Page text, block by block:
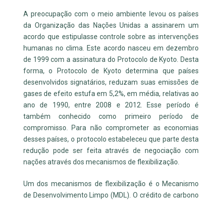
A preocupação com o meio ambiente levou os países
da Organização das Nações Unidas a assinarem um
acordo que estipulasse controle sobre as intervenções
humanas no clima. Este acordo nasceu em dezembro
de 1999 com a assinatura do Protocolo de Kyoto. Desta
forma, o Protocolo de Kyoto determina que países
desenvolvidos signatários, reduzam suas emissões de
gases de efeito estufa em 5,2%, em média, relativas ao
ano de 1990, entre 2008 e 2012. Esse período é
também conhecido como primeiro período de
compromisso. Para não comprometer as economias
desses países, o protocolo estabeleceu que parte desta
redução pode ser feita através de negociação com
nações através dos mecanismos de flexibilização.
Um dos mecanismos de flexibilização é o Mecanismo
de Desenvolvimento Limpo (MDL). O crédito de carbono